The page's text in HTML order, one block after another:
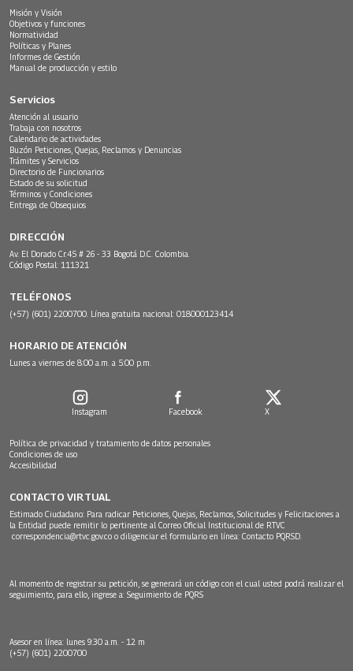
Misión y Visión
Objetivos y funciones
Normatividad
Políticas y Planes
Informes de Gestión
Manual de producción y estilo
Servicios
Atención al usuario
Trabaja con nosotros
Calendario de actividades
Buzón Peticiones, Quejas, Reclamos y Denuncias
Trámites y Servicios
Directorio de Funcionarios
Estado de su solicitud
Términos y Condiciones
Entrega de Obsequios
DIRECCIÓN
Av. El Dorado Cr.45 # 26 - 33 Bogotá D.C. Colombia.
Código Postal: 111321
TELÉFONOS
(+57) (601) 2200700. Línea gratuita nacional: 018000123414
HORARIO DE ATENCIÓN
Lunes a viernes de 8:00 a.m. a 5:00 p.m.
Instagram Facebook X
Política de privacidad y tratamiento de datos personales
Condiciones de uso
Accesibilidad
CONTACTO VIRTUAL
Estimado Ciudadano: Para radicar Peticiones, Quejas, Reclamos, Solicitudes y Felicitaciones a
la Entidad puede remitir lo pertinente al Correo Oficial Institucional de RTVC
correspondencia@rtvc.gov.co o diligenciar el formulario en línea: Contacto PQRSD.
Al momento de registrar su petición, se generará un código con el cual usted podrá realizar el
seguimiento, para ello, ingrese a: Seguimiento de PQRS
Asesor en línea: lunes 9:30 a.m. - 12 m
(+57) (601) 2200700